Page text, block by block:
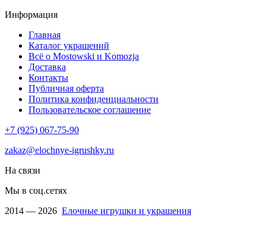
Информация
Главная
Каталог украшений
Всё о Mostowski и Komozja
Доставка
Контакты
Публичная оферта
Политика конфиденциальности
Пользовательское соглашение
+7 (925) 067-75-90
zakaz@elochnye-igrushky.ru
На связи
Мы в соц.сетях
2014 — 2026 Елочные игрушки и украшения